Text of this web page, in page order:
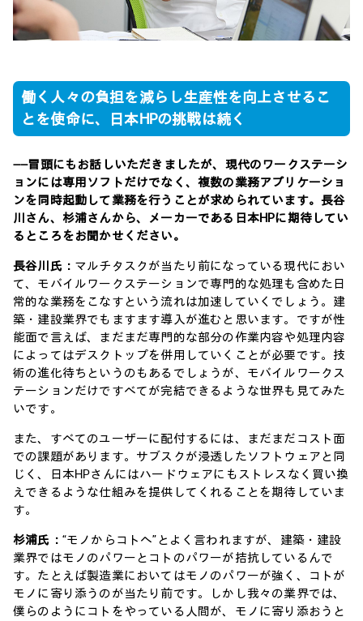
働く人々の負担を減らし生産性を向上させるこ
とを使命に、日本HPの挑戦は続く
――冒頭にもお話しいただきましたが、現代のワークステーシ
ョンには専用ソフトだけでなく、複数の業務アプリケーショ
ンを同時起動して業務を行うことが求められています。長谷
川さん、杉浦さんから、メーカーである日本HPに期待してい
るところをお聞かせください。
長谷川氏： マルチタスクが当たり前になっている現代におい
て、モバイルワークステーションで専門的な処理も含めた日
常的な業務をこなすという流れは加速していくでしょう。建
築・建設業界でもますます導入が進むと思います。ですが性
能面で言えば、まだまだ専門的な部分の作業内容や処理内容
によってはデスクトップを併用していくことが必要です。技
術の進化待ちというのもあるでしょうが、モバイルワークス
テーションだけですべてが完結できるような世界も見てみた
いです。
また、すべてのユーザーに配付するには、まだまだコスト面
での課題があります。サブスクが浸透したソフトウェアと同
じく、日本HPさんにはハードウェアにもストレスなく買い換
えできるような仕組みを提供してくれることを期待していま
す。
杉浦氏： “モノからコトへ”とよく言われますが、建築・建設
業界ではモノのパワーとコトのパワーが拮抗しているんで
す。たとえば製造業においてはモノのパワーが強く、コトが
モノに寄り添うのが当たり前です。しかし我々の業界では、
僕らのようにコトをやっている人間が、モノに寄り添おうと